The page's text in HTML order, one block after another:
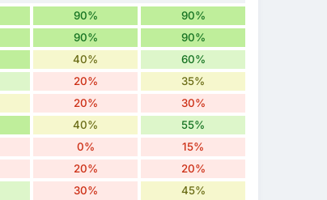
90% 90%
90% 90%
40% 60%
20% 35%
20% 30%
40% 55%
0% 15%
20% 20%
30% 45%